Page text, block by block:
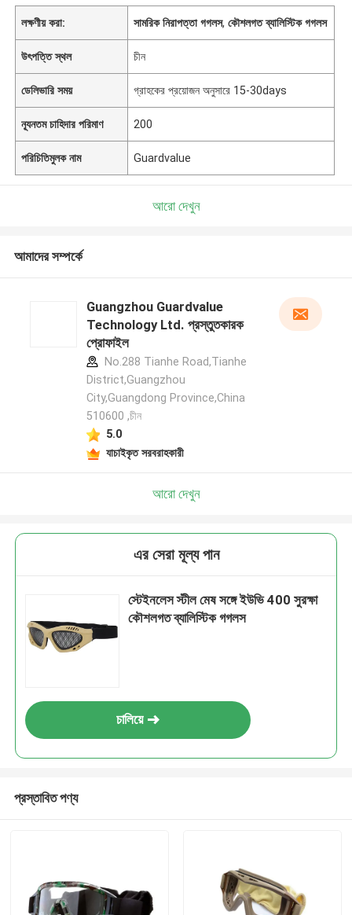
লক্ষণীয় করা: সামরিক নিরাপত্তা গগলস,কৌশলগত ব্যালিস্টিক গগলস
উৎপত্তি স্থল চীন
ডেলিভারি সময় গ্রাহকের প্রয়োজন অনুসারে 15-30days
ন্যূনতম চাহিদার পরিমাণ 200
পরিচিতিমুলক নাম Guardvalue
আরো দেখুন
আমাদের সম্পর্কে
Guangzhou Guardvalue
Technology Ltd. প্রস্তুতকারক
প্রোফাইল
No.288 Tianhe Road,Tianhe
District,Guangzhou
City,Guangdong Province,China
510600 ,চীন
5.0
যাচাইকৃত সরবরাহকারী
আরো দেখুন
এর সেরা মূল্য পান
স্টেইনলেস স্টীল মেষ সঙ্গে ইউভি 400 সুরক্ষা
কৌশলগত ব্যালিস্টিক গগলস
চালিয়ে
প্রস্তাবিত পণ্য